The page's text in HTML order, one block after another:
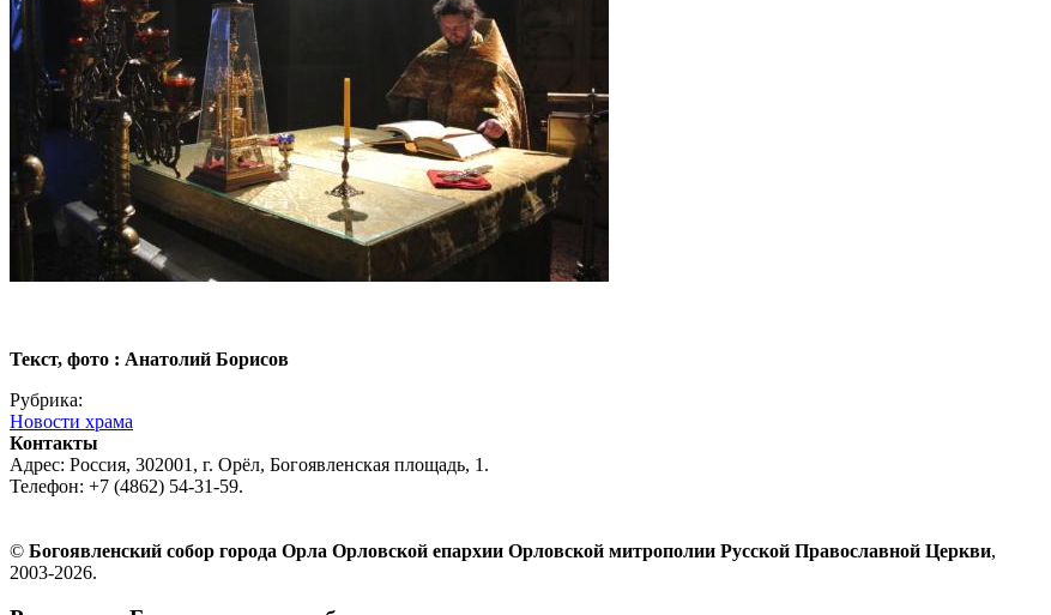
Текст, фото : Анатолий Борисов
Рубрика:
Новости храма
Контакты
Адрес: Россия, 302001, г. Орёл, Богоявленская площадь, 1.
Телефон: +7 (4862) 54-31-59.
© Богоявленский собор города Орла Орловской епархии Орловской митрополии Русской Православной Церкви,
2003-2026.